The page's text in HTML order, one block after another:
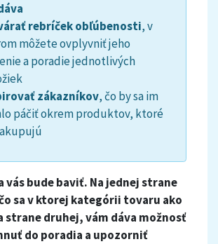
rebríček obľúbenosti, v
môžete ovplyvniť jeho
a poradie jednotlivých
zákazníkov, čo by sa im
páčiť okrem produktov, ktoré
vás bude baviť. Na jednej strane
sa v ktorej kategórii tovaru ako
strane druhej, vám dáva možnosť
do poradia a upozorniť